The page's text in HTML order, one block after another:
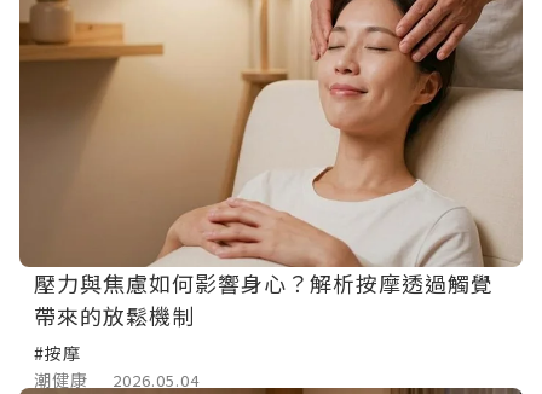
壓力與焦慮如何影響身心？解析按摩透過觸覺
帶來的放鬆機制
#按摩
潮健康
2026.05.04